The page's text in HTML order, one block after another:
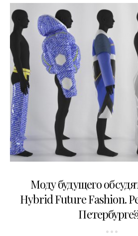
Моду будущего
Hybrid Future Fashion.